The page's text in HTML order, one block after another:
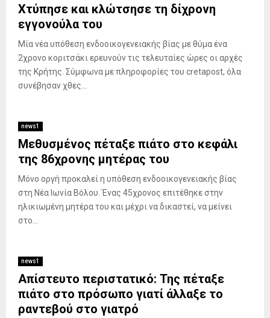
Χτύπησε και κλώτσησε τη δίχρονη
εγγονούλα του
Μία νέα υπόθεση ενδοοικογενειακής βίας με θύμα ένα
2χρονο κοριτσάκι ερευνούν τις τελευταίες ώρες οι αρχές
της Κρήτης. Σύμφωνα με πληροφορίες του cretapost, όλα
συνέβησαν χθες...
news1
Μεθυσμένος πέταξε πιάτο στο κεφάλι
της 86χρονης μητέρας του
Μόνο οργή προκαλεί η υπόθεση ενδοοικογενειακής βίας
στη Νέα Ιωνία Βόλου. Ένας 45χρονος επιτέθηκε στην
ηλικιωμένη μητέρα του και μέχρι να δικαστεί, να μείνει
στο...
news1
Απίστευτο περιστατικό: Της πέταξε
πιάτο στο πρόσωπο γιατί άλλαξε το
ραντεβού στο γιατρό